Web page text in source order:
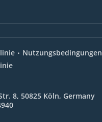
. Nutzungsbedingungen
8, 50825 Köln, Germany